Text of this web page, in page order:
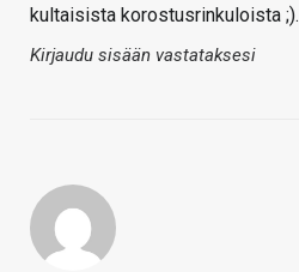
kultaisista korostusrinkuloista ;).
Kirjaudu sisään vastataksesi